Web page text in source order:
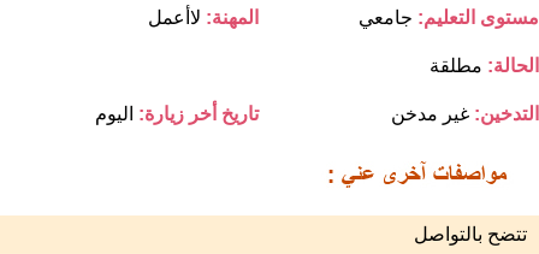
المهنة: لاأعمل مستوى التعليم: جامعي
الحالة: مطلقة
تاريخ أخر زيارة: اليوم التدخين: غير مدخن
تتضح بالتواصل